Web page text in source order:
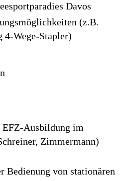
Davos
(z.B.
4-Wege-Stapler)
EFZ-Ausbildung im
Zimmermann)
Bedienung von stationären